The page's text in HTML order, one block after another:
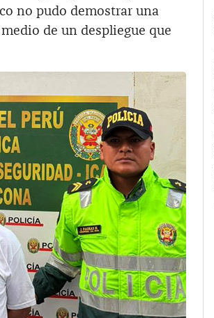
no pudo demostrar una
de un despliegue que